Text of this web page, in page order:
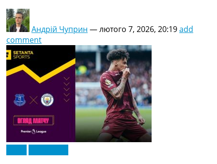
Андрій Чуприн —лютого 7, 2026, 20:19add
comment